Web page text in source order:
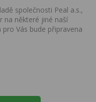
společnosti Peal a.s.,
na některé jiné naší
Vás bude připravena